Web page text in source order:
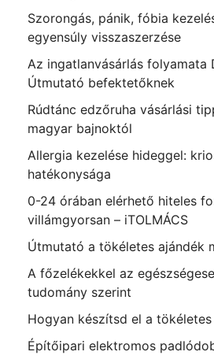
Szorongás, pánik, fóbia
egyensúly visszaszerzése
Az ingatlanvásárlás folyamata
Útmutató befektetőknek
Rúdtánc edzőruha vásárlási
magyar bajnoktól
Allergia kezelése hideggel:
hatékonysága
0-24 órában elérhető hiteles
villámgyorsan – iTOLMÁCS
Útmutató a tökéletes ajándék
A főzelékekkel az
tudomány szerint
Hogyan készítsd el a
Építőipari elektromos